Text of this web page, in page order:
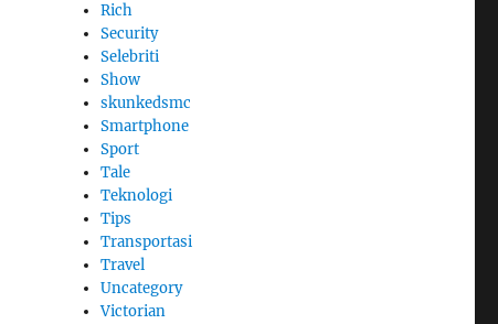
Rich
Security
Selebriti
Show
skunkedsmc
Smartphone
Sport
Tale
Teknologi
Tips
Transportasi
Travel
Uncategory
Victorian